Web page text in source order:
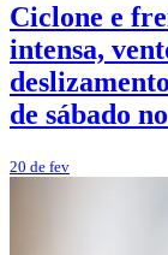
Ciclone e
intensa,
de sábado
20 de fev